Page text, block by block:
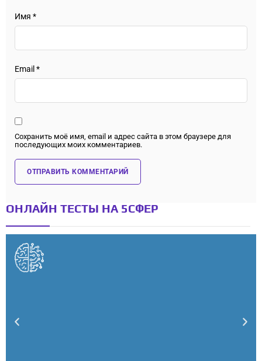
Имя *
Email *
Сохранить моё имя, email и адрес сайта в этом браузере для
последующих моих комментариев.
ОНЛАЙН ТЕСТЫ НА 5СФЕР